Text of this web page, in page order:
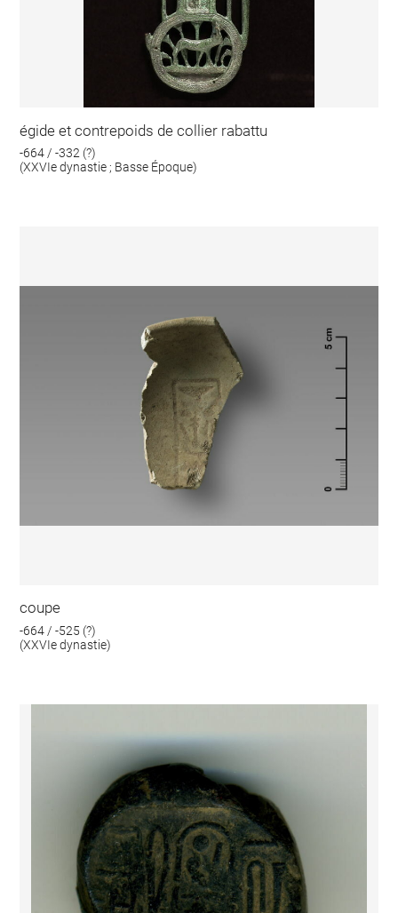
égide et contrepoids de collier rabattu
-664 / -332 (?)
(XXVIe dynastie ; Basse Époque)
coupe
-664 / -525 (?)
(XXVIe dynastie)